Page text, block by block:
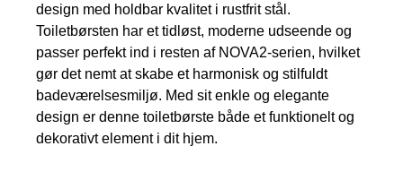
design med holdbar kvalitet i rustfrit stål.
Toiletbørsten har et tidløst, moderne udseende og
passer perfekt ind i resten af NOVA2-serien, hvilket
gør det nemt at skabe et harmonisk og stilfuldt
badeværelsesmiljø. Med sit enkle og elegante
design er denne toiletbørste både et funktionelt og
dekorativt element i dit hjem.